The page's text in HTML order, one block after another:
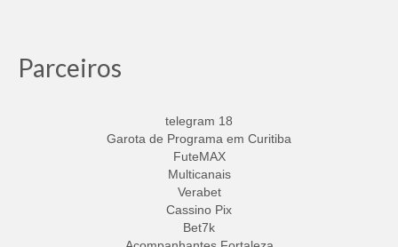
Parceiros
telegram 18
Garota de Programa em Curitiba
FuteMAX
Multicanais
Verabet
Cassino Pix
Bet7k